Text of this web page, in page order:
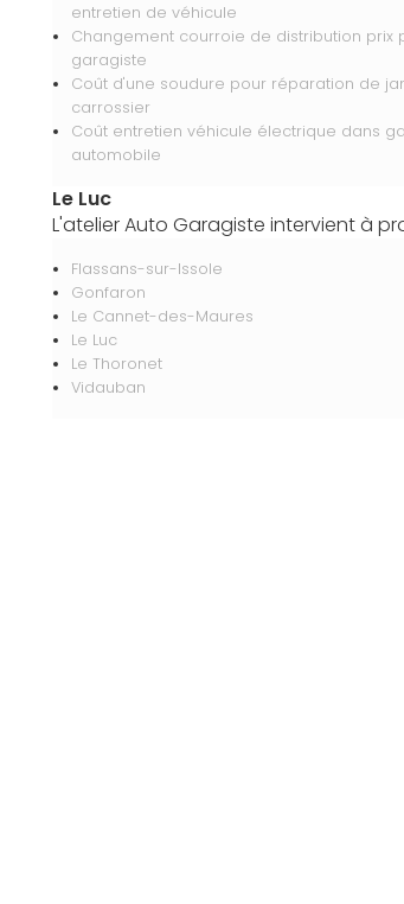
entretien de véhicule
Changement courroie de distribution prix
garagiste
Coût d'une soudure pour réparation de
carrossier
Coût entretien véhicule électrique dans
automobile
Le Luc
L'atelier Auto Garagiste intervient à
Flassans-sur-Issole
Gonfaron
Le Cannet-des-Maures
Le Luc
Le Thoronet
Vidauban